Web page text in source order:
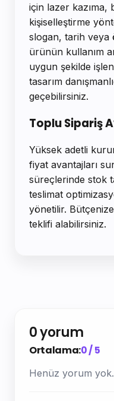
için lazer kazıma,
kişiselleştirme
slogan, tarih veya
ürünün kullanım
uygun şekilde
tasarım
geçebilirsiniz.
Toplu Sipariş
Yüksek adetli
fiyat avantajları
süreçlerinde stok
teslimat
yönetilir.
teklifi alabilirsiniz.
0 yorum
Ortalama:0 / 5
Henüz yorum yok.